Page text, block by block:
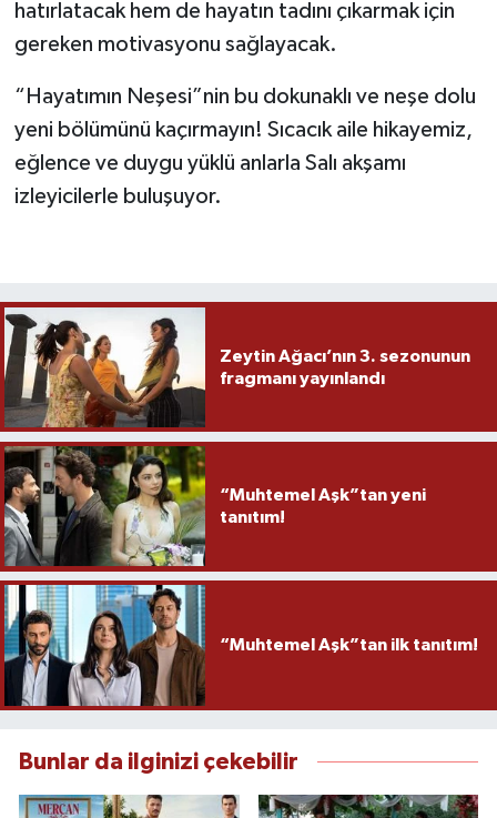
hatırlatacak hem de hayatın tadını çıkarmak için
gereken motivasyonu sağlayacak.
“Hayatımın Neşesi”nin bu dokunaklı ve neşe dolu
yeni bölümünü kaçırmayın! Sıcacık aile hikayemiz,
eğlence ve duygu yüklü anlarla Salı akşamı
izleyicilerle buluşuyor.
Zeytin Ağacı’nın 3. sezonunun
fragmanı yayınlandı
“Muhtemel Aşk”tan yeni
tanıtım!
“Muhtemel Aşk”tan ilk tanıtım!
Bunlar da ilginizi çekebilir